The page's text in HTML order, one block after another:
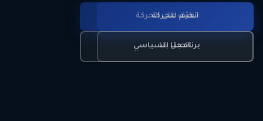
تعرّف على الحركة
برنامجنا السياسي
انضم للحركة
اتصل بنا